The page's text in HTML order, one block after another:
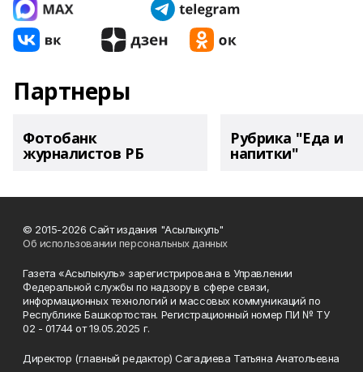
Партнеры
Фотобанк
журналистов РБ
Рубрика "Еда и
напитки"
© 2015-2026 Сайт издания "Асылыкуль"
Об использовании персональных данных
Газета «Асылыкуль» зарегистрирована в Управлении
Федеральной службы по надзору в сфере связи,
информационных технологий и массовых коммуникаций по
Республике Башкортостан. Регистрационный номер ПИ № ТУ
02 - 01744 от 19.05.2025 г.
Директор (главный редактор) Сагадиева Татьяна Анатольевна